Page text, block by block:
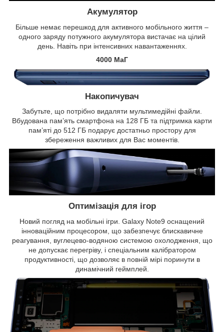
Акумулятор
Більше немає перешкод для активного мобільного життя –
одного заряду потужного акумулятора вистачає на цілий
день. Навіть при інтенсивних навантаженнях.
4000 МаГ
Накопичувач
Забутьте, що потрібно видаляти мультимедійні файли.
Вбудована пам’ять смартфона на 128 ГБ та підтримка карти
пам’яті до 512 ГБ подарує достатньо простору для
збереження важливих для Вас моментів.
Оптимізація для ігор
Новий погляд на мобільні ігри. Galaxy Note9 оснащений
інноваційним процесором, що забезпечує блискавичне
реагування, вуглецево-водяною системою охолодження, що
не допускає перегріву, і спеціальним калібратором
продуктивності, що дозволяє в повній мірі поринути в
динамічний геймплей.